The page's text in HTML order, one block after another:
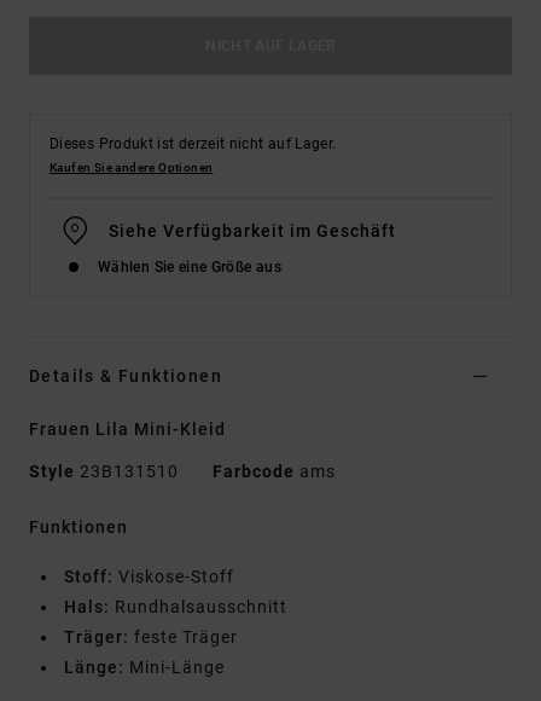
Dieses Produkt ist derzeit nicht auf Lager.
Kaufen Sie andere Optionen
Siehe Verfügbarkeit im Geschäft
Wählen Sie eine Größe aus
Details & Funktionen
Frauen Lila Mini-Kleid
Style 23B131510 Farbcode ams
Funktionen
Stoff: Viskose-Stoff
Hals: Rundhalsausschnitt
Träger: feste Träger
Länge: Mini-Länge